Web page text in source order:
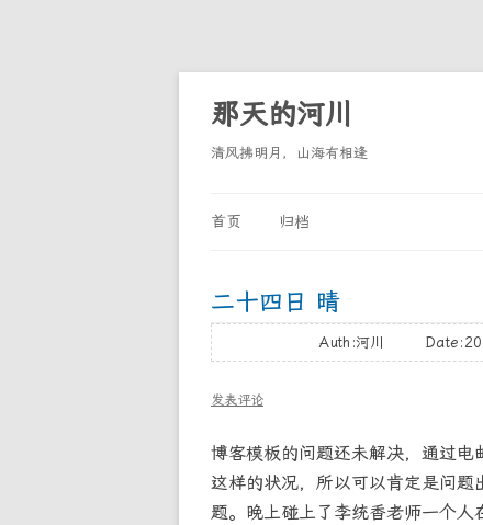
那天的河川
清风拂明月，山海有相逢
首页 归档
二十四日 晴
Auth:河川
发表评论
博客模板的问题还未解决，通过
这样的状况，所以可以肯定是问题
题。晚上碰上了李统香老师一个人